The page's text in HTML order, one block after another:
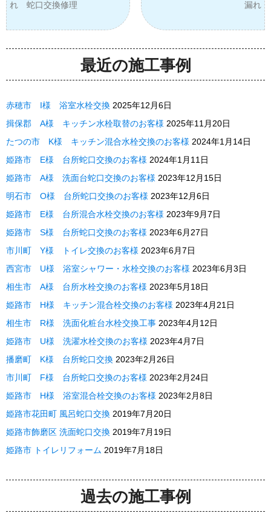
れ 蛇口交換修理 漏れ
最近の施工事例
赤穂市 I様 浴室水栓交換 2025年12月6日
揖保郡 A様 キッチン水栓取替のお客様 2025年11月20日
たつの市 K様 キッチン混合水栓交換のお客様 2024年1月14日
姫路市 E様 台所蛇口交換のお客様 2024年1月11日
姫路市 A様 洗面台蛇口交換のお客様 2023年12月15日
明石市 O様 台所蛇口交換のお客様 2023年12月6日
姫路市 E様 台所混合水栓交換のお客様 2023年9月7日
姫路市 S様 台所蛇口交換のお客様 2023年6月27日
市川町 Y様 トイレ交換のお客様 2023年6月7日
西宮市 U様 浴室シャワー・水栓交換のお客様 2023年6月3日
相生市 A様 台所水栓交換のお客様 2023年5月18日
姫路市 H様 キッチン混合栓交換のお客様 2023年4月21日
相生市 R様 洗面化粧台水栓交換工事 2023年4月12日
姫路市 U様 洗濯水栓交換のお客様 2023年4月7日
播磨町 K様 台所蛇口交換 2023年2月26日
市川町 F様 台所蛇口交換のお客様 2023年2月24日
姫路市 H様 浴室混合栓交換のお客様 2023年2月8日
姫路市花田町 風呂蛇口交換 2019年7月20日
姫路市飾磨区 洗面蛇口交換 2019年7月19日
姫路市 トイレリフォーム 2019年7月18日
過去の施工事例